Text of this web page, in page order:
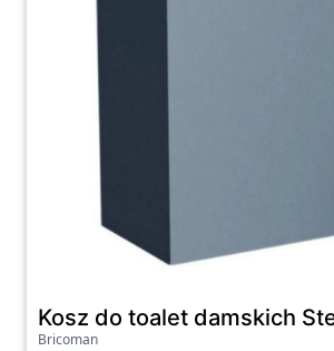
Kosz do toalet damskich
Bricoman